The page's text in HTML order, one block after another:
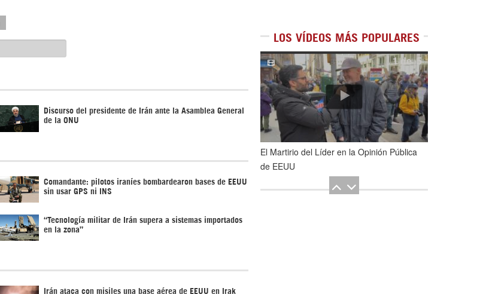
Discurso del presidente de Irán ante la Asamblea General
de la ONU
Comandante: pilotos iraníes bombardearon bases de EEUU
sin usar GPS ni INS
“Tecnología militar de Irán supera a sistemas importados
en la zona”
Irán ataca con misiles una base aérea de EEUU en Irak
LOS VÍDEOS MÁS POPULARES
1de5
El Martirio del Líder en la Opinión Pública
de EEUU